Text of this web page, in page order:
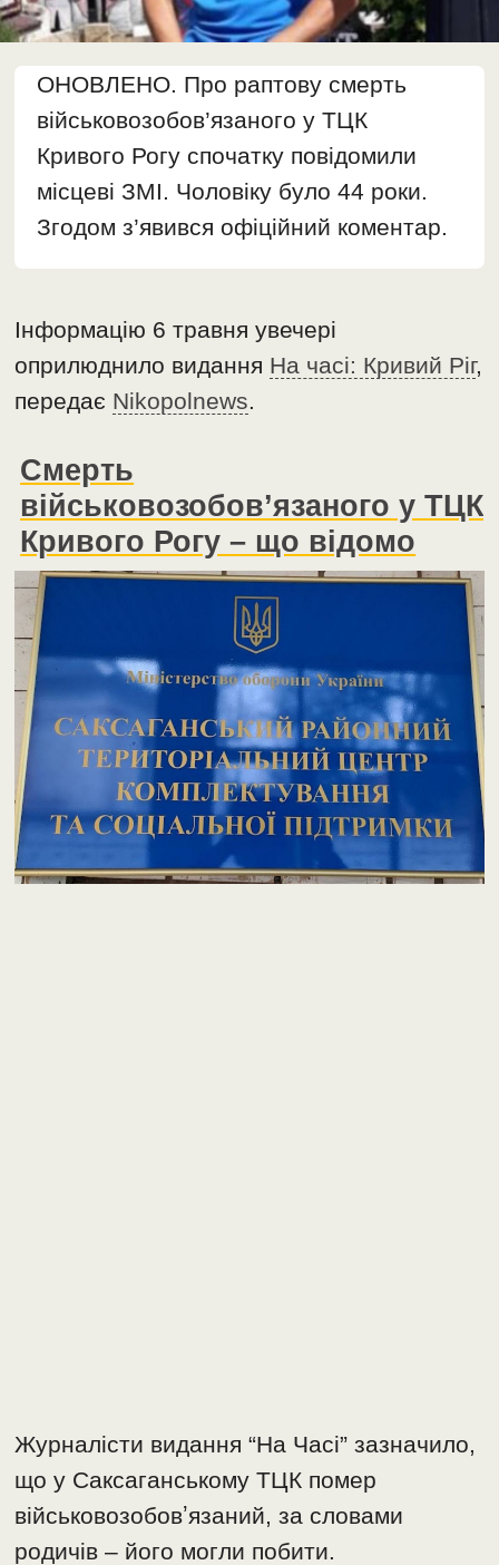
ОНОВЛЕНО. Про раптову смерть
військовозобов’язаного у ТЦК
Кривого Рогу спочатку повідомили
місцеві ЗМІ. Чоловіку було 44 роки.
Згодом з’явився офіційний коментар.
Інформацію 6 травня увечері
оприлюднило видання На часі: Кривий Ріг,
передає Nikopolnews.
Смерть
військовозобов’язаного у ТЦК
Кривого Рогу – що відомо
Журналісти видання “На Часі” зазначило,
що у Саксаганському ТЦК помер
військовозобовʼязаний, за словами
родичів – його могли побити.